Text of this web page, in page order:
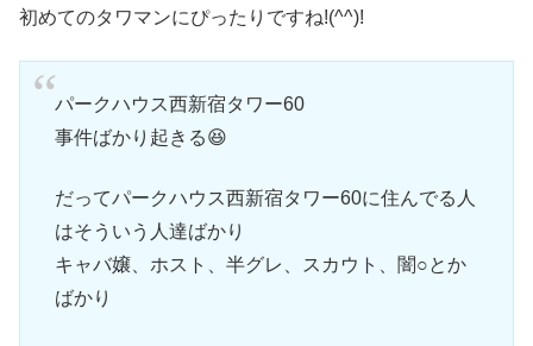
初めてのタワマンにぴったりですね!(^^)!
パークハウス西新宿タワー60
事件ばかり起きる😆
だってパークハウス西新宿タワー60に住んでる人
はそういう人達ばかり
キャバ嬢、ホスト、半グレ、スカウト、闇○とか
ばかり